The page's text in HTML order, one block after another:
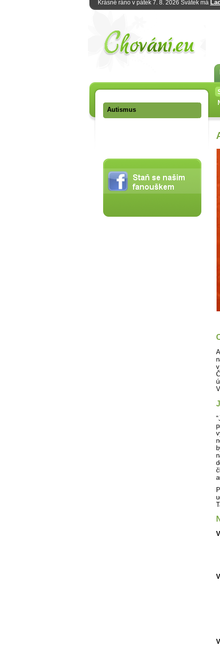
Krásné ráno v pátek 7. 8. 2026 Svátek má
Autismus